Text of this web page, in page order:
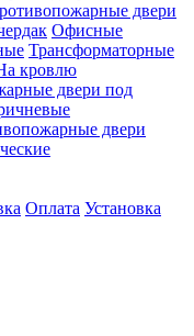
двери
Офисные
Трансформаторные
кровлю
двери под
двери
Оплата Установка